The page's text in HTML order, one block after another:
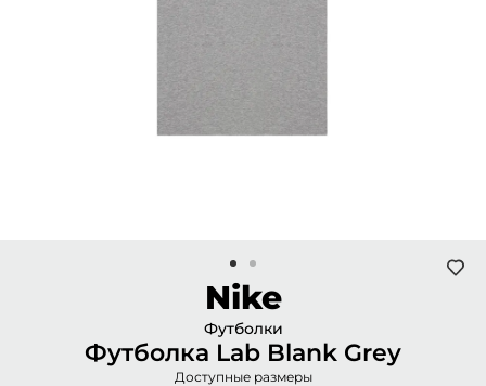
Nike
Футболки
Футболка Lab Blank Grey
Доступные размеры